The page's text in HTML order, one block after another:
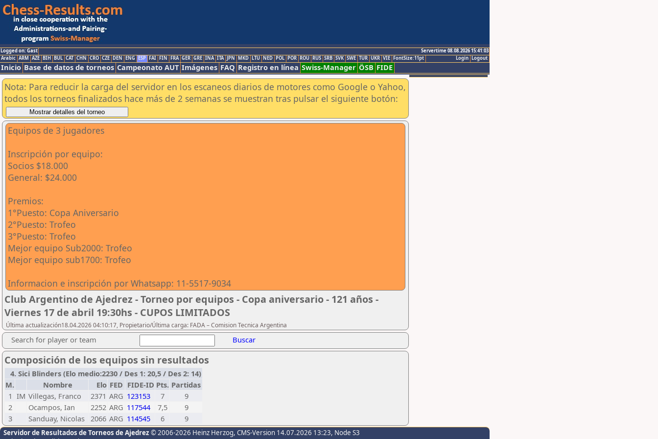
Logged on: Gast
Servertime 08.08.2026 15:41:03
Logout
Login
Arabic ARM AZE BIH BUL CAT CHN CRO CZE DEN ENG ESP FAI FIN FRA GER GRE INA ITA JPN MKD LTU NED POL POR ROU RUS SRB SVK SWE TUR UKR VIE FontSize:11pt
Inicio Base de datos de torneos Campeonato AUT Imágenes FAQ Registro en línea Swiss-Manager ÖSB FIDE
Nota: Para reducir la carga del servidor en los escaneos diarios de motores como Google o Yahoo,
todos los torneos finalizados hace más de 2 semanas se muestran tras pulsar el siguiente botón:
Equipos de 3 jugadores
Inscripción por equipo:
Socios $18.000
General: $24.000
Premios:
1°Puesto: Copa Aniversario
2°Puesto: Trofeo
3°Puesto: Trofeo
Mejor equipo Sub2000: Trofeo
Mejor equipo sub1700: Trofeo
Informacion e inscripción por Whatsapp: 11-5517-9034
Club Argentino de Ajedrez - Torneo por equipos - Copa aniversario - 121 años -
Viernes 17 de abril 19:30hs - CUPOS LIMITADOS
Última actualización18.04.2026 04:10:17, Propietario/Última carga: FADA – Comision Tecnica Argentina
Search for player or team Buscar
Composición de los equipos sin resultados
4. Sici Blinders (Elo medio:2230 / Des 1: 20,5 / Des 2: 14)
M.
Nombre Elo FED FIDE-ID Pts. Partidas
1 IM Villegas, Franco 2371 ARG 123153 7
9
2
Ocampos, Ian 2252 ARG 117544 7,5
9
3
Sanduay, Nicolas 2066 ARG 114545 6 9
Servidor de Resultados de Torneos de Ajedrez © 2006-2026 Heinz Herzog, CMS-Version 14.07.2026 13:23, Node S3